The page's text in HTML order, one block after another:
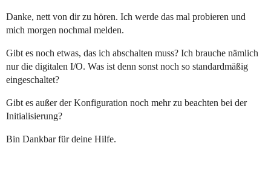
Danke, nett von dir zu hören. Ich werde das mal probieren und
mich morgen nochmal melden.
Gibt es noch etwas, das ich abschalten muss? Ich brauche nämlich
nur die digitalen I/O. Was ist denn sonst noch so standardmäßig
eingeschaltet?
Gibt es außer der Konfiguration noch mehr zu beachten bei der
Initialisierung?
Bin Dankbar für deine Hilfe.